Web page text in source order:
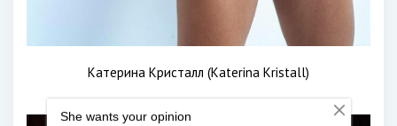
Катерина Кристалл (Katerina Kristall)